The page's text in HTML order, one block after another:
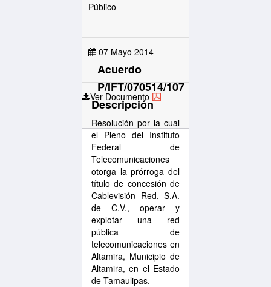
Público
07 Mayo 2014
Ver Documento
Acuerdo
P/IFT/070514/107
Descripción
Resolución por la cual
el Pleno del Instituto
Federal de
Telecomunicaciones
otorga la prórroga del
título de concesión de
Cablevisión Red, S.A.
de C.V., operar y
explotar una red
pública de
telecomunicaciones en
Altamira, Municipio de
Altamira, en el Estado
de Tamaulipas.